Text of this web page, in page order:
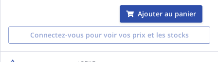
Ajouter au panier
Connectez-vous pour voir vos prix et les stocks